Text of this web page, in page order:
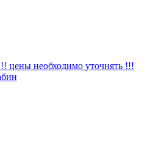
цены необходимо уточнять !!!